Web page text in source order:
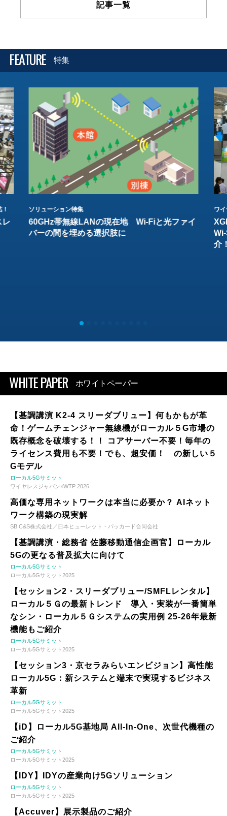
記事一覧
FEATURE 特集
レ
ソリューション特集
60GHz帯無線LANの現在地 Wi-Fiと光ファイ
バーの間を埋める選択肢に
ワ
介
WHITE PAPER ホワイトペーパー
【基調講演 K2-4 スリーダブリュー】何もかもが革
命！ゲームチェンジャー無線機がローカル５G市場の
既存概念を破壊する！！ コアサーバー不要！毎年の
ライセンス費用も不要！でも、超安価！ の新しい５
Gモデル
ローカル5Gサミット
ワイヤレスジャパン×WTP 2026
高価な専用ネットワークは本当に必要か？ AIネット
ワーク構築の現実解
SB C&S株式会社／日本ヒューレット・パッカード合同会社
【基調講演・総務省 佐藤移動通信企画官】ローカル
5Gの更なる普及拡大に向けて
ローカル5Gサミット
ローカル5Gサミット2025
【セッション2・スリーダブリュー/SMFLレンタル】
ローカル５Ｇの最新トレンド 導入・実装が一番簡単
なシン・ローカル５Ｇシステムの実用例 25-26年最新
機能もご紹介
ローカル5Gサミット
ローカル5Gサミット2025
【セッション3・京セラみらいエンビジョン】高性能
ローカル5G：新システムと端末で実現するビジネス
革新
ローカル5Gサミット
ローカル5Gサミット2025
【iD】ローカル5G基地局 All-In-One、次世代機種の
ご紹介
ローカル5Gサミット
ローカル5Gサミット2025
【IDY】IDYの産業向け5Gソリューション
ローカル5Gサミット
ローカル5Gサミット2025
【Accuver】展示製品のご紹介